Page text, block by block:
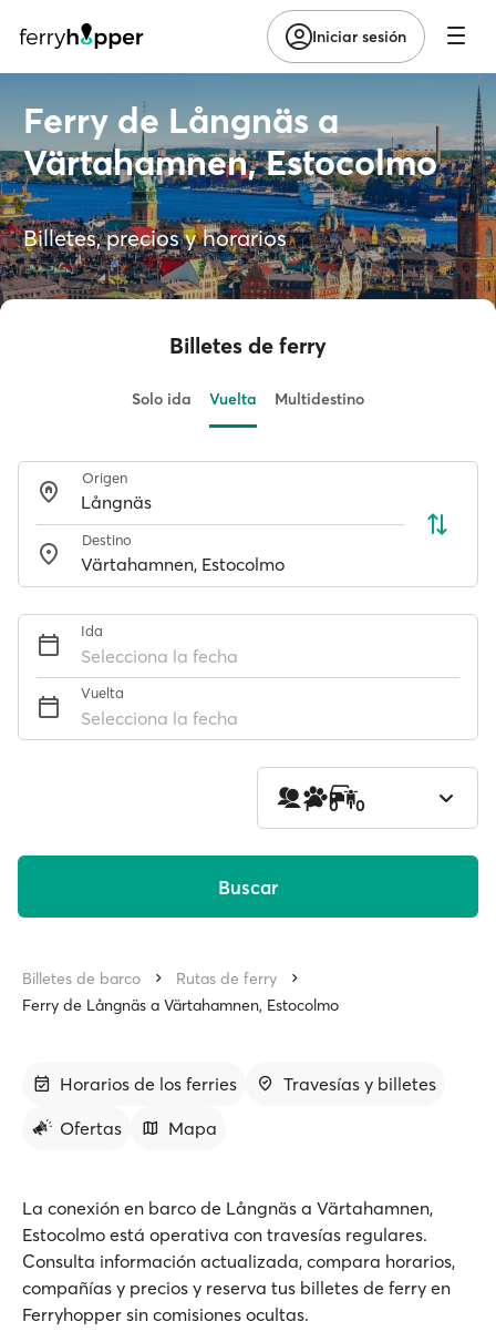
Iniciar sesión
Ferry de Långnäs a
Värtahamnen, Estocolmo
Billetes, precios y horarios
Billetes de ferry
Solo ida Vuelta Multidestino
Origen
Destino
Ida
Selecciona la fecha
Vuelta
Selecciona la fecha
1 0 0
Buscar
Billetes de barco
Rutas de ferry
Ferry de Långnäs a Värtahamnen, Estocolmo
Horarios de los ferries
Travesías y billetes
Ofertas
Mapa
La conexión en barco de Långnäs a Värtahamnen,
Estocolmo está operativa con travesías regulares.
Consulta información actualizada, compara horarios,
compañías y precios y reserva tus billetes de ferry en
Ferryhopper sin comisiones ocultas.